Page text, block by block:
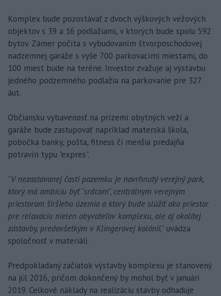
Komplex bude pozostávať z dvoch výškových vežových
objektov s 39 a 16 podlažiami, v ktorých bude spolu 592
bytov. Zámer počíta s vybudovaním štvorposchodovej
nadzemnej garáže s vyše 700 parkovacími miestami, do
100 miest bude na teréne. Investor zvažuje aj výstavbu
jedného podzemného podlažia na parkovanie pre 327
áut.
Občiansku vybavenosť na prízemí obytných veží a
garáže bude zastupovať napríklad materská škola,
pobočka banky, pošta, fitness či menšia predajňa
potravín typu "expres".
"V nezastavanej časti pozemku je navrhnutý verejný park,
ktorý má ambíciu byť "srdcom", centrálnym verejným
priestorom širšieho územia a ktorý bude slúžiť ako priestor
pre relaxáciu nielen obyvateľov komplexu, ale aj okolitej
zástavby, predovšetkým v Klingerovej kolónii," uvádza
spoločnosť v materiáli.
Predpokladaný začiatok výstavby komplexu je stanovený
na júl 2016, pričom dokončený by mohol byť v januári
2019. Celkové náklady na realizáciu stavby odhaduje